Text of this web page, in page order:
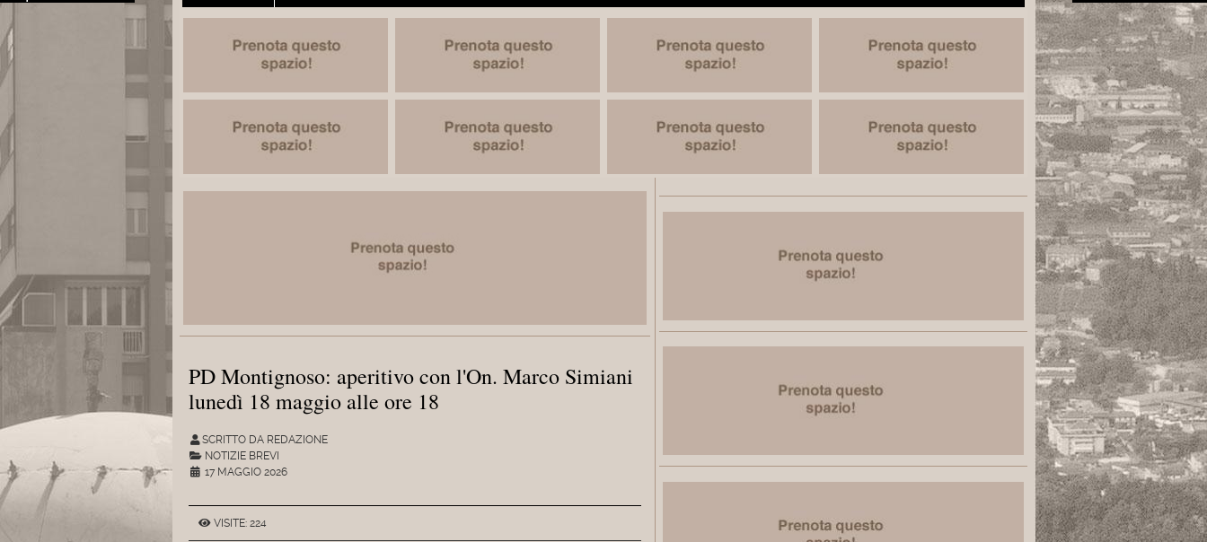
PD Montignoso: aperitivo con l'On. Marco Simiani
lunedì 18 maggio alle ore 18
SCRITTO DA REDAZIONE
NOTIZIE BREVI
17 MAGGIO 2026
VISITE: 224